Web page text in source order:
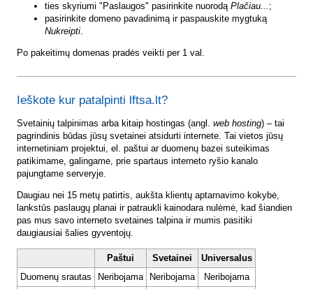
ties skyriumi "Paslaugos" pasirinkite nuorodą Plačiau... ;
pasirinkite domeno pavadinimą ir paspauskite mygtuką
Nukreipti.
Po pakeitimų domenas pradės veikti per 1 val.
Ieškote kur patalpinti lftsa.lt?
Svetainių talpinimas arba kitaip hostingas (angl. web hosting) – tai
pagrindinis būdas jūsų svetainei atsidurti internete. Tai vietos jūsų
internetiniam projektui, el. paštui ar duomenų bazei suteikimas
patikimame, galingame, prie spartaus interneto ryšio kanalo
pajungtame serveryje.
Daugiau nei 15 metų patirtis, aukšta klientų aptarnavimo kokybė,
lankstūs paslaugų planai ir patraukli kainodara nulėmė, kad šiandien
pas mus savo interneto svetaines talpina ir mumis pasitiki
daugiausiai šalies gyventojų.
Paštui Svetainei
Universalus
Duomenų srautas
Neribojama Neribojama
Neribojama